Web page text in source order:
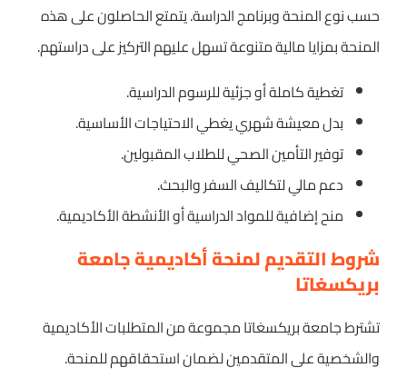
حسب نوع المنحة وبرنامج الدراسة. يتمتع الحاصلون على هذه
المنحة بمزايا مالية متنوعة تسهل عليهم التركيز على دراستهم.
تغطية كاملة أو جزئية للرسوم الدراسية.
بدل معيشة شهري يغطي الاحتياجات الأساسية.
توفير التأمين الصحي للطلاب المقبولين.
دعم مالي لتكاليف السفر والبحث.
منح إضافية للمواد الدراسية أو الأنشطة الأكاديمية.
شروط التقديم لمنحة أكاديمية جامعة
بريكسغاتا
تشترط جامعة بريكسغاتا مجموعة من المتطلبات الأكاديمية
والشخصية على المتقدمين لضمان استحقاقهم للمنحة.